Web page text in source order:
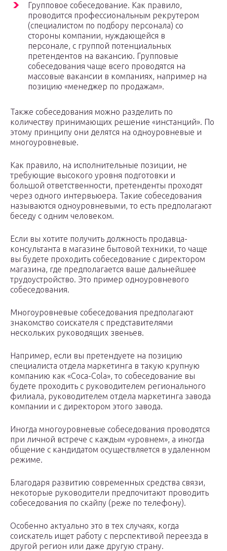
Групповое собеседование. Как правило,
проводится профессиональным рекрутером
(специалистом по подбору персонала) со
стороны компании, нуждающейся в
персонале, с группой потенциальных
претендентов на вакансию. Групповые
собеседования чаще всего проводятся на
массовые вакансии в компаниях, например на
позицию «менеджер по продажам».
Также собеседования можно разделить по
количеству принимающих решение «инстанций». По
этому принципу они делятся на одноуровневые и
многоуровневые.
Как правило, на исполнительные позиции, не
требующие высокого уровня подготовки и
большой ответственности, претенденты проходят
через одного интервьюера. Такие собеседования
называются одноуровневыми, то есть предполагают
беседу с одним человеком.
Если вы хотите получить должность продавца-
консультанта в магазине бытовой техники, то чаще
вы будете проходить собеседование с директором
магазина, где предполагается ваше дальнейшее
трудоустройство. Это пример одноуровневого
собеседования.
Многоуровневые собеседования предполагают
знакомство соискателя с представителями
нескольких руководящих звеньев.
Например, если вы претендуете на позицию
специалиста отдела маркетинга в такую крупную
компанию как «Coca-Cola», то собеседование вы
будете проходить с руководителем регионального
филиала, руководителем отдела маркетинга завода
компании и с директором этого завода.
Иногда многоуровневые собеседования проводятся
при личной встрече с каждым «уровнем», а иногда
общение с кандидатом осуществляется в удаленном
режиме.
Благодаря развитию современных средства связи,
некоторые руководители предпочитают проводить
собеседования по скайпу (реже по телефону).
Особенно актуально это в тех случаях, когда
соискатель ищет работу с перспективой переезда в
другой регион или даже другую страну.